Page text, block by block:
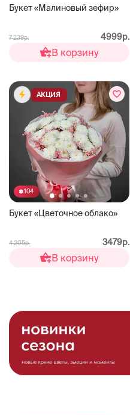
Букет «Малиновый зефир»
7 239р. 4999р.
В корзину
104
Букет «Цветочное облако»
АКЦИЯ
4 205р. 3479р.
В корзину